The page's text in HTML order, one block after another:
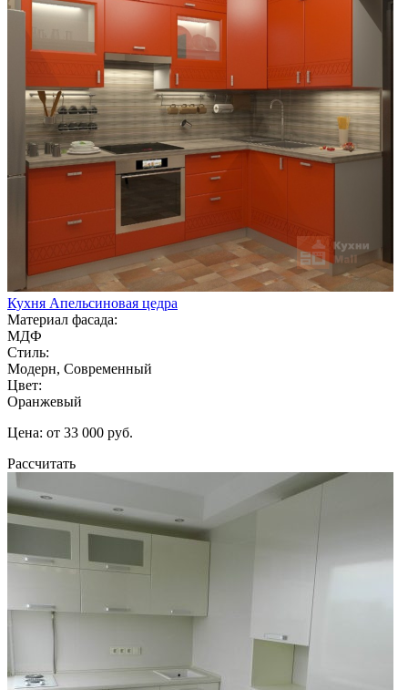
Кухня Апельсиновая цедра
Материал фасада:
МДФ
Стиль:
Модерн, Современный
Цвет:
Оранжевый
Цена: от 33 000 руб.
Рассчитать